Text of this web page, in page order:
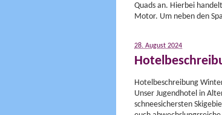
Quads an. Hierbei
Motor. Um neben den
28. August 2024
Hotelbeschreibung
Unser Jugendhotel in
schneesichersten